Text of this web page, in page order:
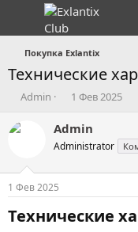
Покупка Exlantix
Технические
А
т
т
е
м
ы
Admin
Д
т
а
н
а
л
а
1 Фев 2025
Admin
Administrator
1 Фев 2025
Технические